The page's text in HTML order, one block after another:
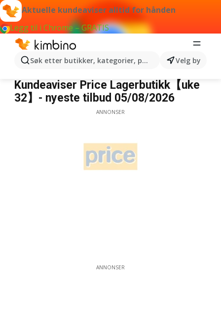
Aktuelle kundeaviser alltid for hånden
Legg til i Chrome – GRATIS
Søk etter butikker, kategorier, produkter...Velg by
Price Lagerbutikk
Kundeaviser Price Lagerbutikk【uke
32】- nyeste tilbud 05/08/2026
ANNONSER
ANNONSER